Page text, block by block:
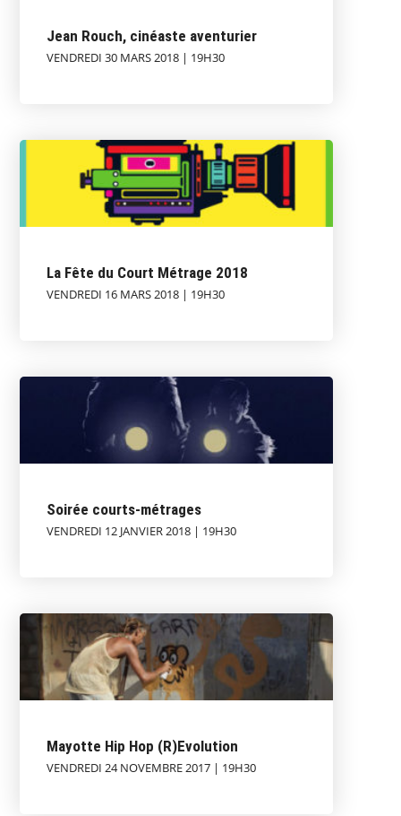
Jean Rouch, cinéaste aventurier
VENDREDI 30 MARS 2018 | 19H30
La Fête du Court Métrage 2018
VENDREDI 16 MARS 2018 | 19H30
Soirée courts-métrages
VENDREDI 12 JANVIER 2018 | 19H30
Mayotte Hip Hop (R)Evolution
VENDREDI 24 NOVEMBRE 2017 | 19H30